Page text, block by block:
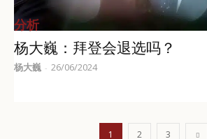
分析
杨大巍：拜登会退选吗？
杨大巍 - 26/06/2024
1 2 3